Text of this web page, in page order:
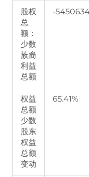
股权
总
额：
少数
族裔
利益
总额
-
权益
总额
少数
股东
权益
总额
变动
65.41%